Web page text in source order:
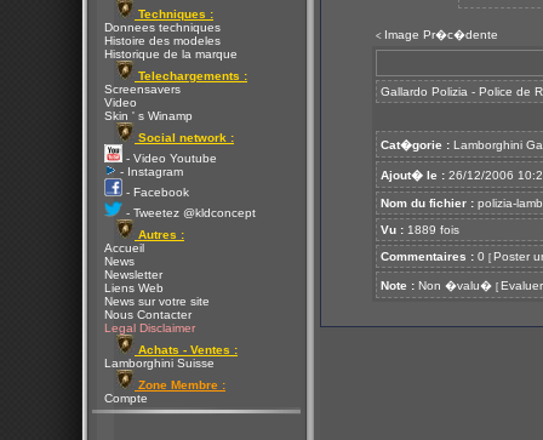
Techniques :
Donnees techniques
Histoire des modeles
Historique de la marque
Telechargements :
Screensavers
Video
Skin ' s Winamp
Social network :
- Video Youtube
- Instagram
- Facebook
- Tweetez @kldconcept
Autres :
Accueil
News
Newsletter
Liens Web
News sur votre site
Nous Contacter
Legal Disclaimer
Achats - Ventes :
Lamborghini Suisse
Zone Membre :
Compte
< Image Pr�c�dente
Gallardo Polizia - Police de
Cat�gorie : Lamborghini
Ajout� le : 26/12/2006
Nom du fichier : polizia-
Vu : 1889 fois
Commentaires : 0 [ Poster
Note : Non �valu� [ Evaluer